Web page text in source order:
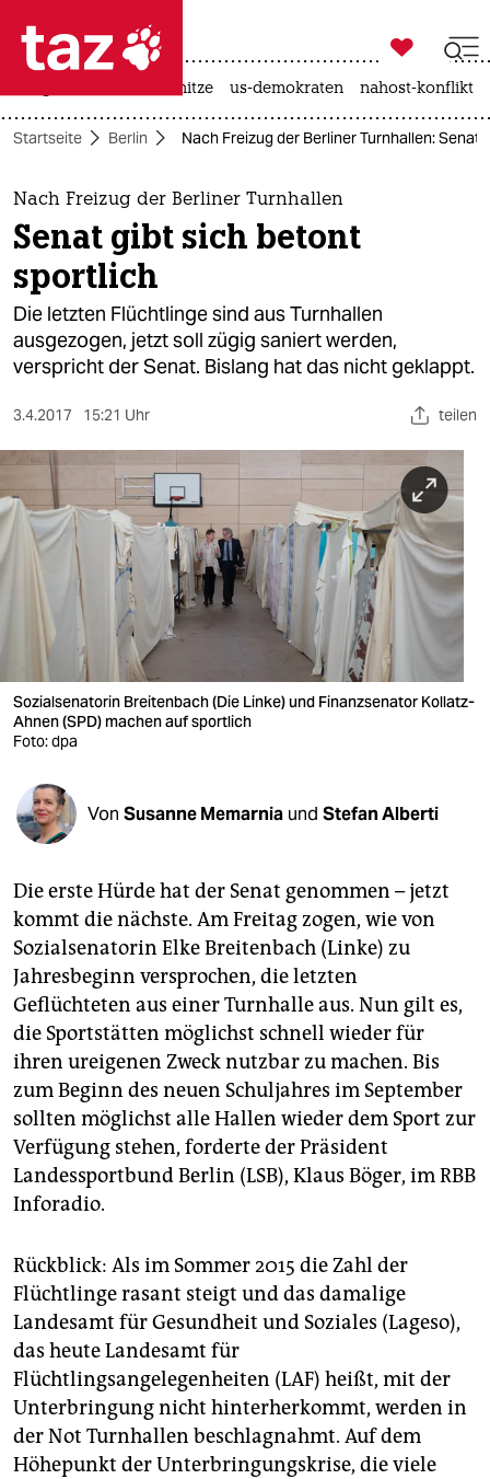
 taz zahl ich
taz zahl ich
themen
politik
öko
gesellschaft
sport
berlin
nord
wahrheit
verlag
verlag
veranstaltungen
fragen & hilfe
abo
genossenschaft
epaper login

taz zahl ich
hitze us-demokraten nahost-konflikt
Startseite Berlin Nach Freizug der Berliner Turnhallen:
Nach Freizug der Berliner Turnhallen
Senat gibt sich betont
sportlich
Die letzten Flüchtlinge sind aus Turnhallen
ausgezogen, jetzt soll zügig saniert werden,
verspricht der Senat. Bislang hat das nicht geklappt.
3.4.2017 15:21 Uhr teilen
Sozialsenatorin Breitenbach (Die Linke) und Finanzsenator Kollatz-
Ahnen (SPD) machen auf sportlich
Foto: dpa
Von Susanne Memarnia und Stefan Alberti
Die erste Hürde hat der Senat genommen – jetzt
kommt die nächste. Am Freitag zogen, wie von
Sozialsenatorin Elke Breitenbach (Linke) zu
Jahresbeginn versprochen, die letzten
Geflüchteten aus einer Turnhalle aus. Nun gilt es,
die Sportstätten möglichst schnell wieder für
ihren ureigenen Zweck nutzbar zu machen. Bis
zum Beginn des neuen Schuljahres im September
sollten möglichst alle Hallen wieder dem Sport zur
Verfügung stehen, forderte der Präsident
Landessportbund Berlin (LSB), Klaus Böger, im RBB
Inforadio.
Rückblick: Als im Sommer 2015 die Zahl der
Flüchtlinge rasant steigt und das damalige
Landesamt für Gesundheit und Soziales (Lageso),
das heute Landesamt für
Flüchtlingsangelegenheiten (LAF) heißt, mit der
Unterbringung nicht hinterherkommt, werden in
der Not Turnhallen beschlagnahmt. Auf dem
Höhepunkt der Unterbringungskrise, die viele